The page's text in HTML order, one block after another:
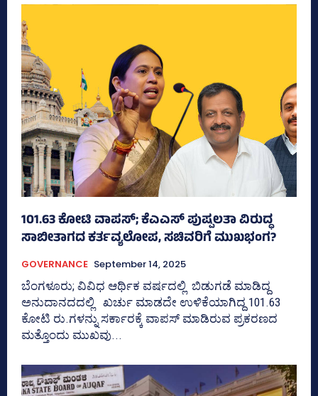
101.63 ಕೋಟಿ ವಾಪಸ್‌; ಕೆಎಎಸ್‌ ಪುಷ್ಪಲತಾ ವಿರುದ್ಧ
ಸಾಬೀತಾಗದ ಕರ್ತವ್ಯಲೋಪ, ಸಚಿವರಿಗೆ ಮುಖಭಂಗ?
GOVERNANCE September 14, 2025
ಬೆಂಗಳೂರು; ವಿವಿಧ ಆರ್ಥಿಕ ವರ್ಷದಲ್ಲಿ ಬಿಡುಗಡೆ ಮಾಡಿದ್ದ
ಅನುದಾನದದಲ್ಲಿ ಖರ್ಚು ಮಾಡದೇ ಉಳಿಕೆಯಾಗಿದ್ದ 101.63
ಕೋಟಿ ರು.ಗಳನ್ನು ಸರ್ಕಾರಕ್ಕೆ ವಾಪಸ್‌ ಮಾಡಿರುವ ಪ್ರಕರಣದ
ಮತ್ತೊಂದು ಮುಖವು...